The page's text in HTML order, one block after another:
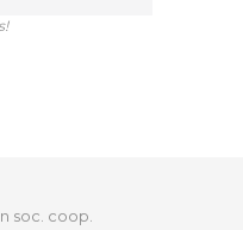
soc. coop.